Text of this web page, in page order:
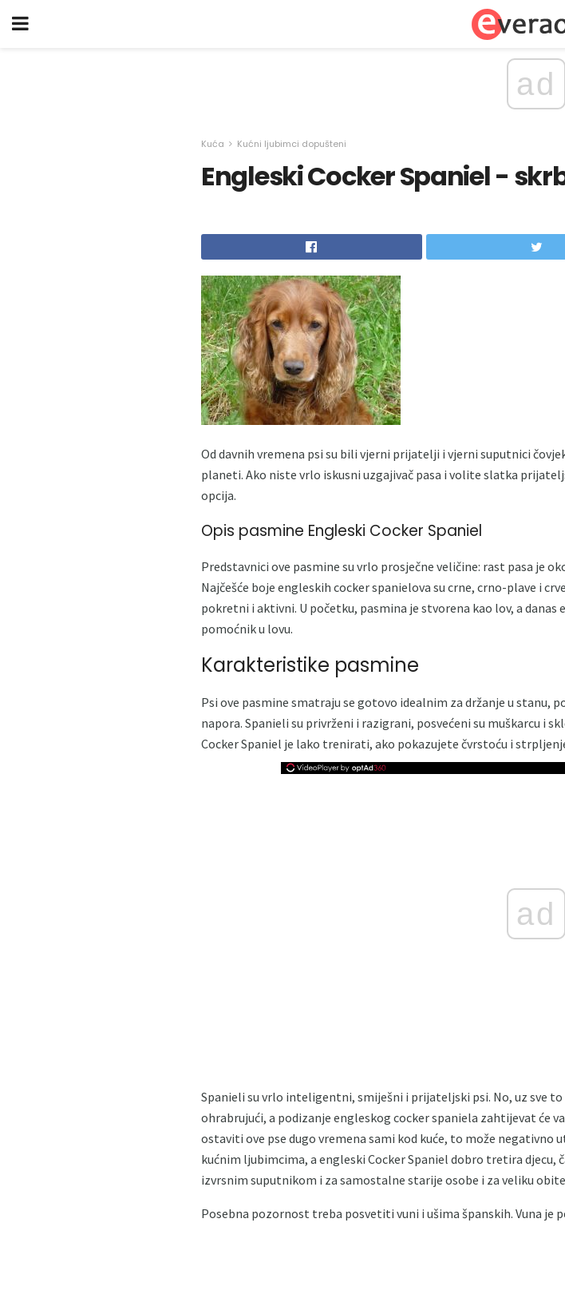
ad
Kuća Kućni ljubimci dopušteni
Engleski Cocker Spaniel -
Od davnih vremena psi su bili vjerni prijatelji i vjerni suputnici
planeti. Ako niste vrlo iskusni uzgajivač pasa i volite slatka
opcija.
Opis pasmine Engleski Cocker Spaniel
Predstavnici ove pasmine su vrlo prosječne veličine: rast pasa je
Najčešće boje engleskih cocker spanielova su crne, crno-plave i
pokretni i aktivni. U početku, pasmina je stvorena kao lov, a
pomoćnik u lovu.
Karakteristike pasmine
Psi ove pasmine smatraju se gotovo idealnim za držanje u stanu,
napora. Spanieli su privrženi i razigrani, posvećeni su muškarcu i
Cocker Spaniel je lako trenirati, ako pokazujete čvrstoću i
ad
Spanieli su vrlo inteligentni, smiješni i prijateljski psi. No, uz sve
ohrabrujući, a podizanje engleskog cocker spaniela zahtijevat će
ostaviti ove pse dugo vremena sami kod kuće, to može negativno
kućnim ljubimcima, a engleski Cocker Spaniel dobro tretira djecu,
izvrsnim suputnikom i za samostalne starije osobe i za veliku
Posebna pozornost treba posvetiti vuni i ušima španskih. Vuna je